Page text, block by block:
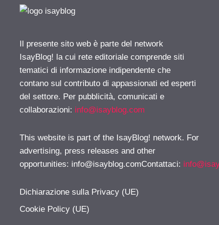
Il presente sito web è parte del network
IsayBlog! la cui rete editoriale comprende siti
tematici di informazione indipendente che
contano sul contributo di appassionati ed esperti
del settore. Per pubblicità, comunicati e
collaborazioni: info@isayblog.com
This website is part of the IsayBlog! network. For
advertising, press releases and other
opportunities: info@isayblog.comContattaci:
Dichiarazione sulla Privacy (UE)
Cookie Policy (UE)